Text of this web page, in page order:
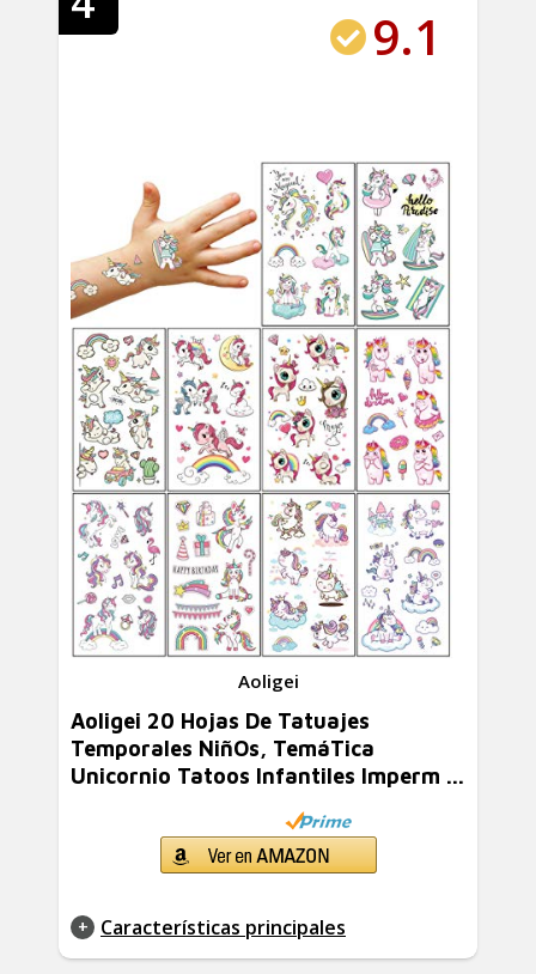
9.1
Aoligei
Aoligei 20 Hojas De Tatuajes
Temporales NiñOs, TemáTica
Unicornio Tatoos Infantiles Imperm ...
Características principales